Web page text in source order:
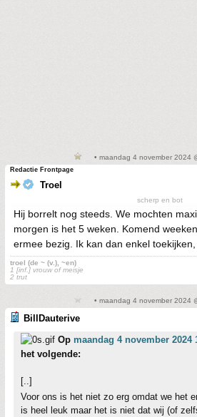
• maandag 4 november 2024
Redactie Frontpage
Troel
scherp en bot
Hij borrelt nog steeds. We mochten
morgen is het 5 weken. Komend
ermee bezig. Ik kan dan enkel toekijken,
troel (de ~ (v.), ~en)
1 [inf.] vrouw of meisje
2 trut
• maandag 4 november 2024
BillDauterive
Op maandag 4 november 2024
het volgende:
[..]
Voor ons is het niet zo erg omdat we het
is heel leuk maar het is niet dat wij (of